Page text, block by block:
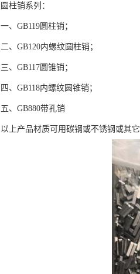
圆柱销系列：
一、GB119圆柱销；
二、GB120内螺纹圆柱销；
三、GB117圆锥销；
四、GB118内螺纹圆锥销；
五、GB880带孔销
以上产品材质可用碳钢或不锈钢或其